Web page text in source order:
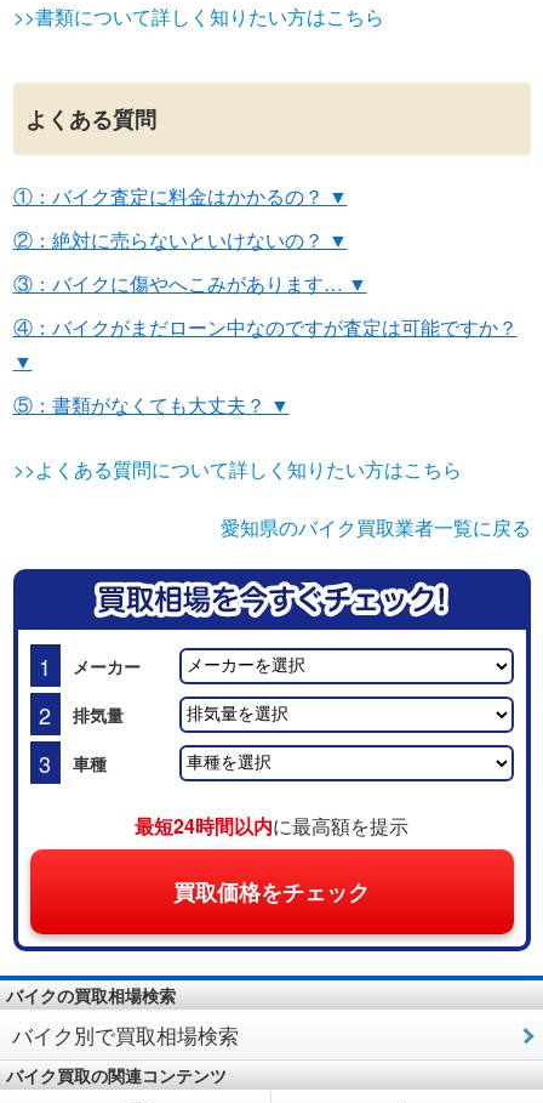
>>書類について詳しく知りたい方はこちら
よくある質問
①：バイク査定に料金はかかるの？ ▼
②：絶対に売らないといけないの？ ▼
③：バイクに傷やへこみがあります… ▼
④：バイクがまだローン中なのですが査定は可能ですか？
▼
⑤：書類がなくても大丈夫？ ▼
>>よくある質問について詳しく知りたい方はこちら
愛知県のバイク買取業者一覧に戻る
1 メーカー
2 排気量
3 車種
最短24時間以内に最高額を提示
買取価格をチェック
バイクの買取相場検索
バイク別で買取相場検索
バイク買取の関連コンテンツ